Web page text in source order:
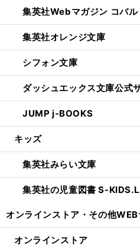
集英社Webマガジン コバル
集英社オレンジ文庫
シフォン文庫
ダッシュエックス文庫公式
JUMP j-BOOKS
キッズ
集英社みらい文庫
集英社の児童図書 S-
オンラインストア・ その他
オンラインストア